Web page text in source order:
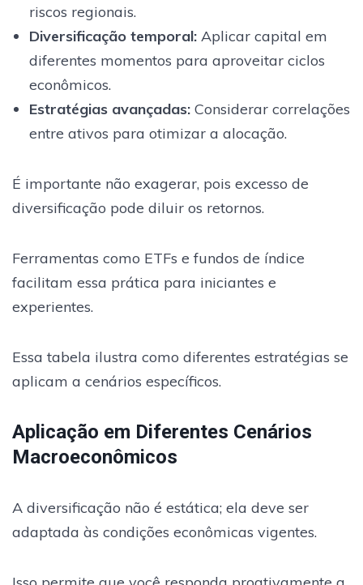
riscos regionais.
Diversificação temporal:Aplicar capital em
diferentes momentos para aproveitar ciclos
econômicos.
Estratégias avançadas:Considerar correlações
entre ativos para otimizar a alocação.
É importante não exagerar, pois excesso de
diversificação pode diluir os retornos.
Ferramentas como ETFs e fundos de índice
facilitam essa prática para iniciantes e
experientes.
Essa tabela ilustra como diferentes estratégias se
aplicam a cenários específicos.
Aplicação em Diferentes Cenários
Macroeconômicos
A diversificação não é estática; ela deve ser
adaptada às condições econômicas vigentes.